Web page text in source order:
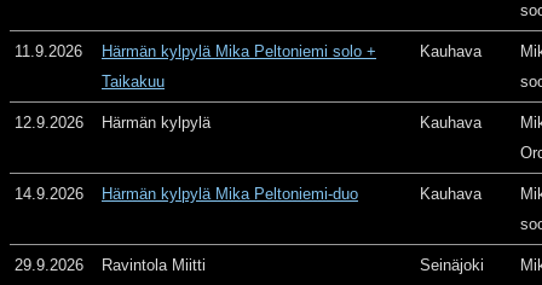
11.9.2026
Härmän kylpylä Mika Peltoniemi solo +
Taikakuu
Kauhava
12.9.2026 Härmän kylpylä Kauhava
14.9.2026 Härmän kylpylä Mika Peltoniemi-duo Kauhava
29.9.2026 Ravintola Miitti Seinäjoki